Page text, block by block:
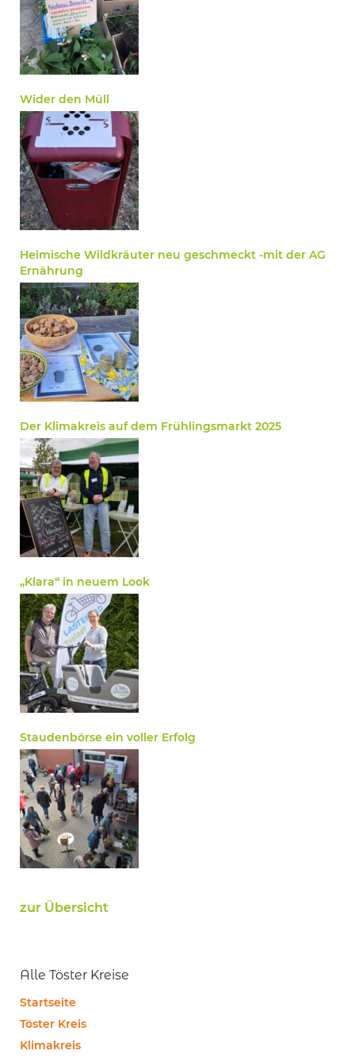
Wider den Müll
Heimische Wildkräuter neu geschmeckt -mit der AG
Ernährung
Der Klimakreis auf dem Frühlingsmarkt 2025
„Klara“ in neuem Look
Staudenbörse ein voller Erfolg
zur Übersicht
Alle Töster Kreise
Startseite
Töster Kreis
Klimakreis